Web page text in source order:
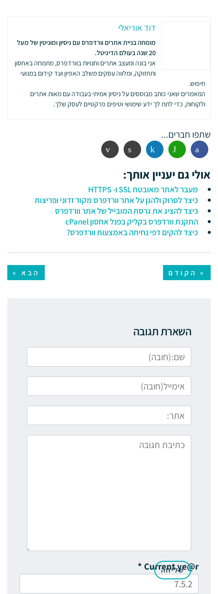
דוד אוריאלי
מומחה בניית אתרים וורדפרס עם ניסיון ומוניטין של מעל
20 שנה בעולם הדיגיטל.
אני בונה ומעצב אתרים וחנויות בוורדפרס, מתמחה באחסון
ותחזוקה, ומלווה עסקים משלב האפיון ועד קידום במנועי
חיפוש.
המאמרים שאני כותב מבוססים על ניסיון אמיתי בעבודה עם מאות אתרים
ולקוחות, כדי לתת לך ידע שימושי וטיפים פרקטיים לעסק שלך.
שתפו חברים...
פייסבוק ווטסאפ לינקדין הדפסה אימייל
אולי גם יעניין אותך:
מעבר לאתר מאובטח SSL ו- HTTPS
כיצד לסרוק ולהגן על אתר וורדפרס מקוד זדוני ופריצות
כיצד להציג את גרסת המובייל של אתר וורדפרס
התקנת וורדפרס בקליק בפנל אחסון cPanel
כיצד להקים דפי נחיתה באמצעות וורדפרס?
« הקודם הבא »
השארת תגובה
Current ye@r
*